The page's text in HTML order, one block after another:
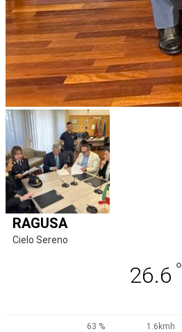
RAGUSA
Cielo Sereno
26.6 °
63 %
1.6kmh